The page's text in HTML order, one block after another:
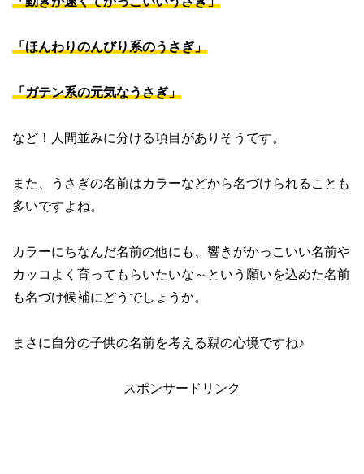
「ほんわりのんびり系のうさぎ」
「ガテン系の元気なうさぎ」
など！人間並みに分ける項目がありそうです。
また、うさぎの名前はカラーなどから名づけられることも
多いですよね。
カラーにちなんだ名前の他にも、響きがかっこいい名前や
カッコよく育ってもらいたいな～という願いを込めた名前
も名づけ候補にどうでしょうか。
まさに自分の子供の名前を考える親の心境ですね♪
スポンサードリンク